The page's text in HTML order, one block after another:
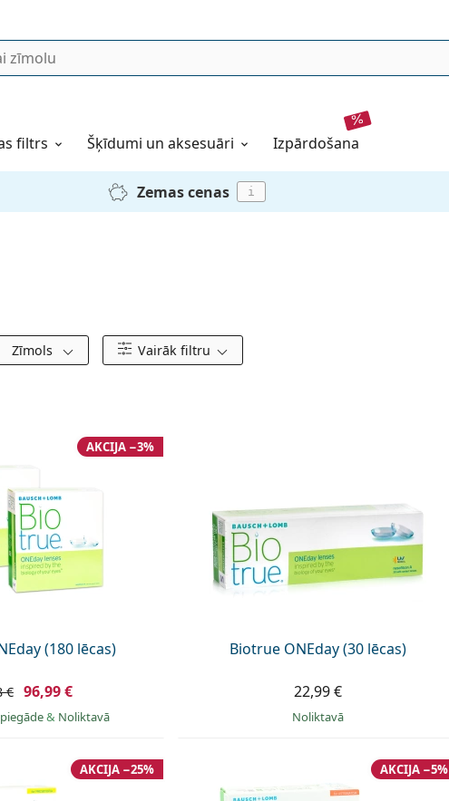
filtrs Šķīdumi un aksesuāri izpārdošana
Zemas cenas i
Zīmols Vairāk filtru
(180 lēcas)
AKCIJA −3%
€ 96,99 €
& Noliktavā
Biotrue ONEday (30 lēcas)
22,99 €
Noliktavā
AKCIJA −25% AKCIJA −5%